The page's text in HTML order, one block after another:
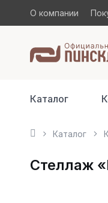
О компании
Каталог
Каталог
Стеллаж